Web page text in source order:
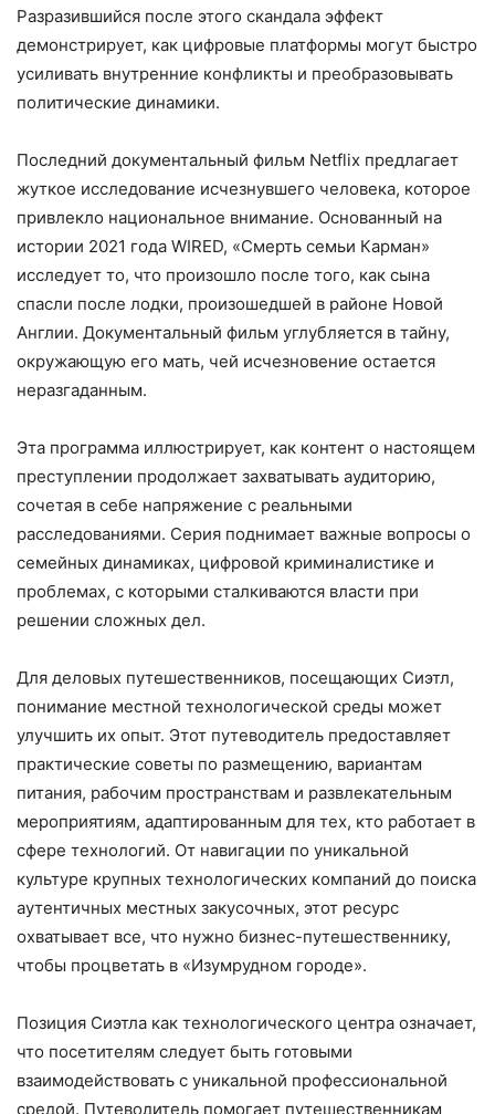
Разразившийся после этого скандала эффект
демонстрирует, как цифровые платформы могут быстро
усиливать внутренние конфликты и преобразовывать
политические динамики.
Последний документальный фильм Netflix предлагает
жуткое исследование исчезнувшего человека, которое
привлекло национальное внимание. Основанный на
истории 2021 года WIRED, «Смерть семьи Карман»
исследует то, что произошло после того, как сына
спасли после лодки, произошедшей в районе Новой
Англии. Документальный фильм углубляется в тайну,
окружающую его мать, чей исчезновение остается
неразгаданным.
Эта программа иллюстрирует, как контент о настоящем
преступлении продолжает захватывать аудиторию,
сочетая в себе напряжение с реальными
расследованиями. Серия поднимает важные вопросы о
семейных динамиках, цифровой криминалистике и
проблемах, с которыми сталкиваются власти при
решении сложных дел.
Для деловых путешественников, посещающих Сиэтл,
понимание местной технологической среды может
улучшить их опыт. Этот путеводитель предоставляет
практические советы по размещению, вариантам
питания, рабочим пространствам и развлекательным
мероприятиям, адаптированным для тех, кто работает в
сфере технологий. От навигации по уникальной
культуре крупных технологических компаний до поиска
аутентичных местных закусочных, этот ресурс
охватывает все, что нужно бизнес-путешественнику,
чтобы процветать в «Изумрудном городе».
Позиция Сиэтла как технологического центра означает,
что посетителям следует быть готовыми
взаимодействовать с уникальной профессиональной
средой. Путеводитель помогает путешественникам